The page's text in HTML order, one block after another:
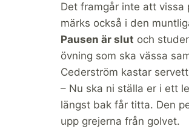
Det framgår inte att
märks också i den
Pausen är slut och
övning som ska vässa
Cederström kastar
– Nu ska ni ställa er i ett
längst bak får titta. Den
upp grejerna från golvet.